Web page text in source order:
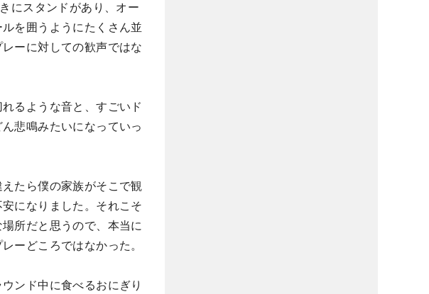
にスタンドがあり、オー
を囲うようにたくさん並
ーに対しての歓声ではな
るような音と、すごいド
悲鳴みたいになっていっ
たら僕の家族がそこで観
になりました。それこそ
所だと思うので、本当に
ーどころではなかった。
ンド中に食べるおにぎり